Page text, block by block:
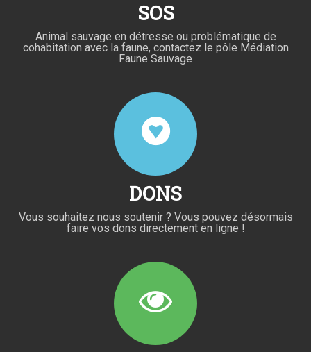
SOS
Animal sauvage en détresse ou problématique de
cohabitation avec la faune, contactez le pôle Médiation
Faune Sauvage
DONS
Vous souhaitez nous soutenir ? Vous pouvez désormais
faire vos dons directement en ligne !